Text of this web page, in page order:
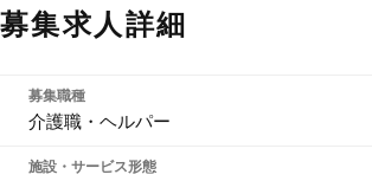
募集求人詳細
募集職種
介護職・ヘルパー
施設・サービス形態